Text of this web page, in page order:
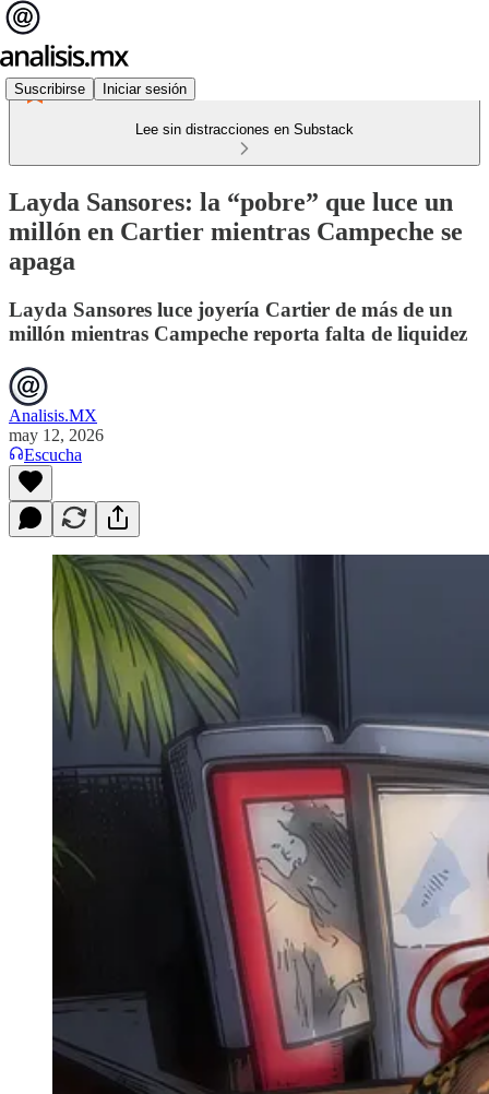
Suscribirse Iniciar sesión
Lee sin distracciones en Substack
Layda Sansores: la “pobre” que luce un
millón en Cartier mientras Campeche se
apaga
Layda Sansores luce joyería Cartier de más de un
millón mientras Campeche reporta falta de liquidez
Analisis.MX
may 12, 2026
Escucha